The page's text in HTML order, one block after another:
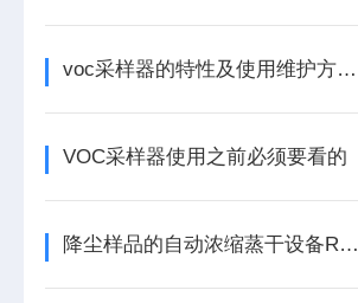
voc采样器的特性及使用维护方法看完本篇便知
VOC采样器使用之前必须要看的
降尘样品的自动浓缩蒸干设备RGJ-4